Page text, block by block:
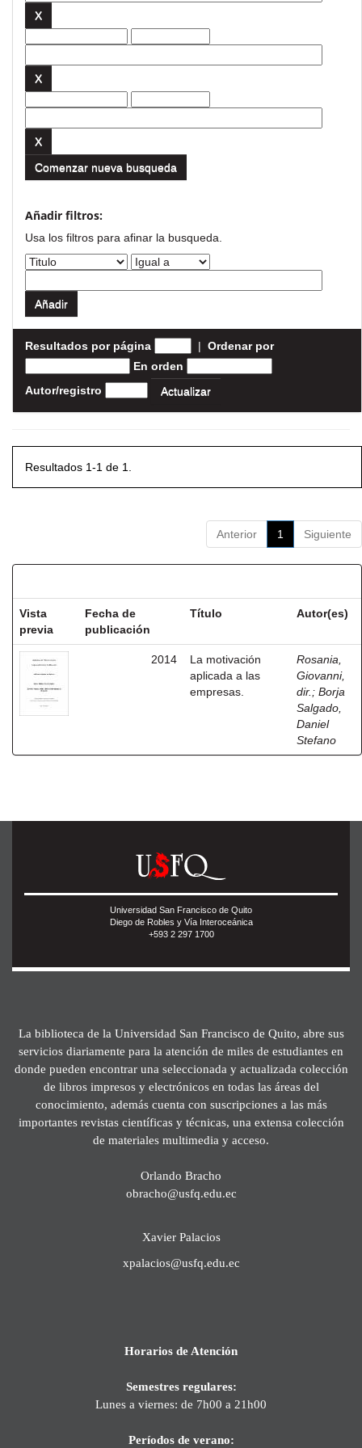
Comenzar nueva busqueda
Añadir filtros:
Usa los filtros para afinar la busqueda.
Resultados por página | Ordenar por
En orden
Autor/registro
Resultados 1-1 de 1.
Anterior 1 Siguiente
Vista
previa
Fecha de
publicación
Título Autor(es)
2014
La motivación
aplicada a las
empresas.
Rosania,
Giovanni,
dir. ; Borja
Salgado,
Daniel
Stefano
Universidad San Francisco de Quito
Diego de Robles y Vía Interoceánica
+593 2 297 1700
La biblioteca de la Universidad San Francisco de Quito, abre sus
servicios diariamente para la atención de miles de estudiantes en
donde pueden encontrar una seleccionada y actualizada colección
de libros impresos y electrónicos en todas las áreas del
conocimiento, además cuenta con suscripciones a las más
importantes revistas científicas y técnicas, una extensa colección
de materiales multimedia y acceso.
Orlando Bracho
obracho@usfq.edu.ec
Xavier Palacios
xpalacios@usfq.edu.ec
Horarios de Atención
Semestres regulares:
Lunes a viernes: de 7h00 a 21h00
Períodos de verano: